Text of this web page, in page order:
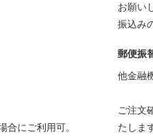
合にご利用可。
お願い
振込み
郵便振
他金融
ご注文
たしま